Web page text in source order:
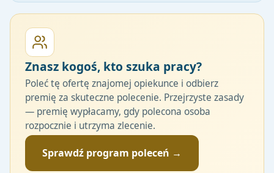
Znasz kogoś, kto szuka pracy?
Poleć tę ofertę znajomej opiekunce i odbierz
premię za skuteczne polecenie. Przejrzyste zasady
— premię wypłacamy, gdy polecona osoba
rozpocznie i utrzyma zlecenie.
Sprawdź program poleceń →